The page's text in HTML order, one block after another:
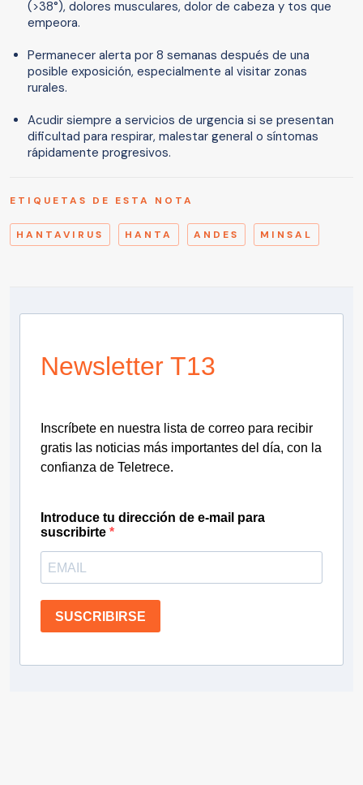
(>38°), dolores musculares, dolor de cabeza y tos que
empeora.
Permanecer alerta por 8 semanas después de una
posible exposición, especialmente al visitar zonas
rurales.
Acudir siempre a servicios de urgencia si se presentan
dificultad para respirar, malestar general o síntomas
rápidamente progresivos.
ETIQUETAS DE ESTA NOTA
HANTAVIRUS HANTA ANDES MINSAL
Newsletter T13
Inscríbete en nuestra lista de correo para recibir
gratis las noticias más importantes del día, con la
confianza de Teletrece.
Introduce tu dirección de e-mail para
suscribirte
SUSCRIBIRSE